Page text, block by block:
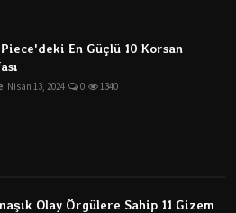
Piece'deki En Güçlü 10 Korsan
Nisan 13, 2024 0 1340
Olay Örgülere Sahip 11 Gizem